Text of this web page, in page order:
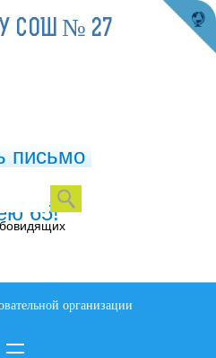
65!
ГРАЖДАН
СОШ № 27
письмо
организации